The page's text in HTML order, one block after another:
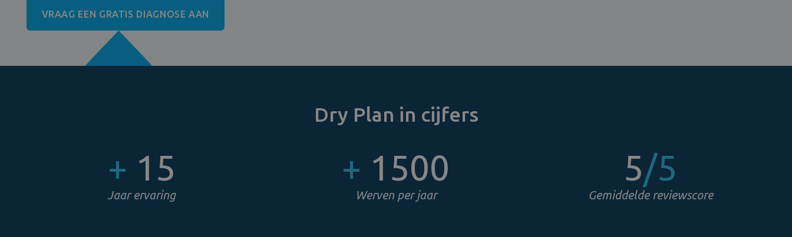
VRAAG EEN GRATIS DIAGNOSE AAN
Dry Plan in cijfers
+ 15
Jaar ervaring
+ 1500
Werven per jaar
5/5
Gemiddelde reviewscore